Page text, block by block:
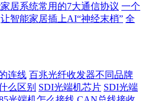
居系统常用的7大通信协议 一个
让智能家居插上AI“神经末梢” 全
连线 百兆光纤收发器不同品牌
么区别 SDI光端机芯片 SDI光端